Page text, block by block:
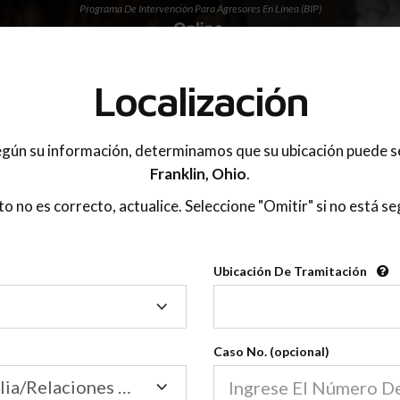
Programa De Intervención Para Agresores En Línea (BIP)
Clases En Línea
En Línea
Localización
su información, determinamos que su ubicación puede
Franklin, Ohio.
no es correcto, actualice. Seleccione "Omitir" si no está
Ubicación De Tramitación
Tramitación
Tribunal de Familia/Relaciones Domésticas
Caso No. (opcional)